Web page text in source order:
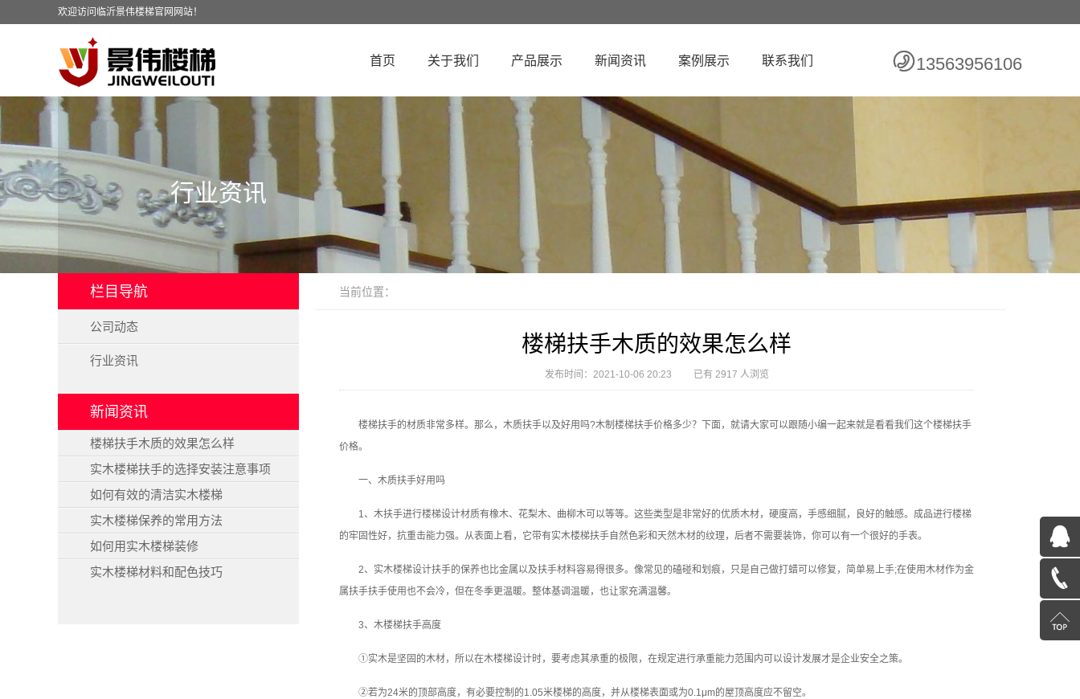
欢迎访问临沂景伟楼梯官网网站！
13563956106
首页 关于我们 产品展示 新闻资讯 案例展示 联系我们
行业资讯
栏目导航
公司动态
行业资讯
新闻资讯
楼梯扶手木质的效果怎么样
实木楼梯扶手的选择安装注意事项
如何有效的清洁实木楼梯
实木楼梯保养的常用方法
如何用实木楼梯装修
实木楼梯材料和配色技巧
当前位置：
楼梯扶手木质的效果怎么样
发布时间：2021-10-06 20:23 已有 2917 人浏览
楼梯扶手的材质非常多样。那么，木质扶手以及好用吗?木制楼梯扶手价格多少？下面，就请大家可以跟随小编一起来就是看看我们这个楼梯扶手
价格。
一、木质扶手好用吗
1、木扶手进行楼梯设计材质有橡木、花梨木、曲柳木可以等等。这些类型是非常好的优质木材，硬度高，手感细腻，良好的触感。成品进行楼梯
的牢固性好，抗重击能力强。从表面上看，它带有实木楼梯扶手自然色彩和天然木材的纹理，后者不需要装饰，你可以有一个很好的手表。
2、实木楼梯设计扶手的保养也比金属以及扶手材料容易得很多。像常见的磕碰和划痕，只是自己做打蜡可以修复，简单易上手;在使用木材作为金
属扶手扶手使用也不会冷，但在冬季更温暖。整体基调温暖，也让家充满温馨。
3、木楼梯扶手高度
①实木是坚固的木材，所以在木楼梯设计时，要考虑其承重的极限，在规定进行承重能力范围内可以设计发展才是企业安全之策。
②若为24米的顶部高度，有必要控制的1.05米楼梯的高度，并从楼梯表面或为0.1μm的屋顶高度应不留空。
13563956106